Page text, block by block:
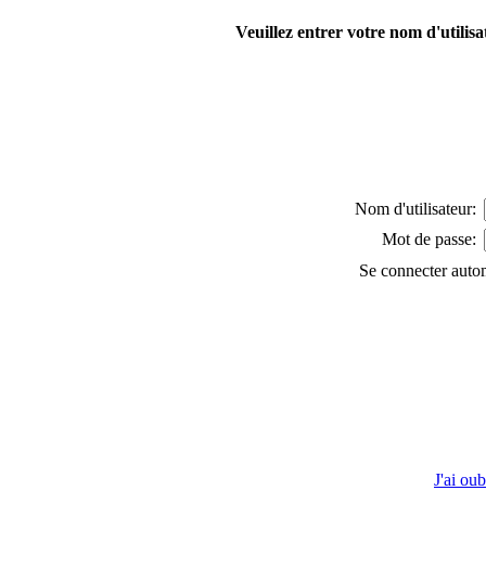
Veuillez entrer votre nom
Nom d'utilisateur:
Mot de passe:
Se connecter
J'ai